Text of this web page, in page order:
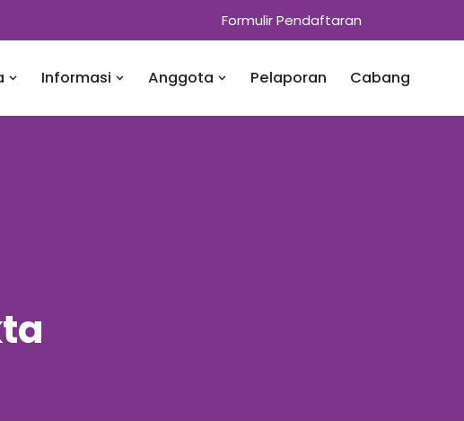
Formulir Pendaftaran
Informasi Anggota Pelaporan Cabang